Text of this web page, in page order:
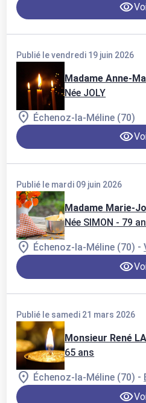
Publié le vendredi 19 juin 2026
Madame Anne-
Née JOLY
Échenoz-la-Méline (70)
Publié le mardi 09 juin 2026
Madame Marie-
Née SIMON - 79
Échenoz-la-Méline (70) -
Publié le samedi 21 mars 2026
Monsieur René
65 ans
Échenoz-la-Méline (70) -